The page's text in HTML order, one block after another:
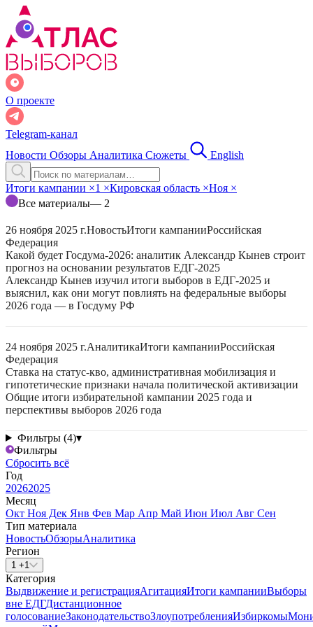
О проекте
Telegram-канал
Новости Обзоры Аналитика Сюжеты English
Итоги кампании ×1 ×Кировская область ×Ноя ×
Все материалы— 2
26 ноября 2025 г.НовостьИтоги кампанииРоссийская
Федерация
Какой будет Госдума-2026: аналитик Александр Кынев строит
прогноз на основании результатов ЕДГ-2025
Александр Кынев изучил итоги выборов в ЕДГ-2025 и
выяснил, как они могут повлиять на федеральные выборы
2026 года — в Госдуму РФ
24 ноября 2025 г.АналитикаИтоги кампанииРоссийская
Федерация
Ставка на статус-кво, административная мобилизация и
гипотетические признаки начала политической активизации
Общие итоги избирательной кампании 2025 года и
перспективы выборов 2026 года
Фильтры (4)▾
Фильтры
Сбросить всё
Год
20262025
Месяц
Окт Ноя Дек Янв Фев Мар Апр Май Июн Июл Авг Сен
Тип материала
НовостьОбзорыАналитика
Регион
1 +1
Категория
Выдвижение и регистрацияАгитацияИтоги кампанииВыборы
вне ЕДГДистанционное
голосованиеЗаконодательствоЗлоупотребленияИзбиркомы